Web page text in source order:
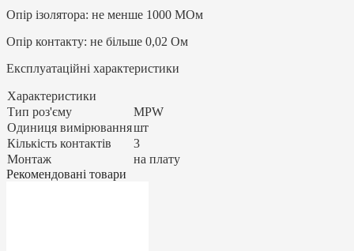
Опір ізолятора: не менше 1000 МОм
Опір контакту: не більше 0,02 Ом
Експлуатаційні характеристики
Характеристики
Тип роз'єму
MPW
Одиниця вимірюванняшт
Кількість контактів
3
Монтаж
на плату
Рекомендовані товари